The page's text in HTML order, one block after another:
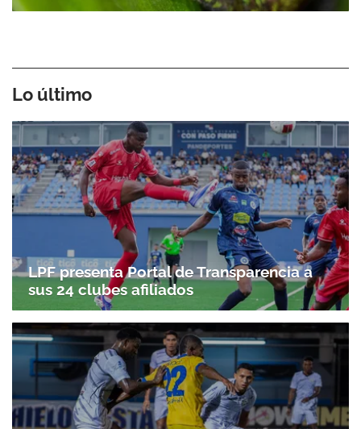
Lo último
LPF presenta Portal de Transparencia a
sus 24 clubes afiliados